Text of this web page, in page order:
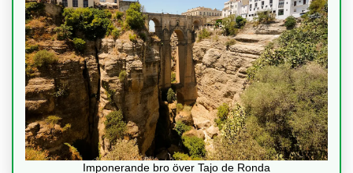
Imponerande bro över Tajo de Ronda